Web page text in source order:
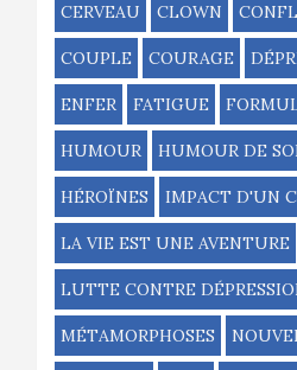
CERVEAU CLOWN
COUPLE COURAGE
ENFER FATIGUE
HUMOUR HUMOUR DE
HÉROÏNES IMPACT D'UN
LA VIE EST UNE AVENTURE
LUTTE CONTRE
MÉTAMORPHOSES